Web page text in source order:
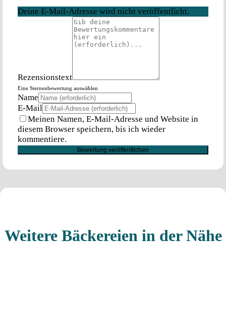
Deine E-Mail-Adresse wird nicht veröffentlicht.
Rezensionstext
Eine Sternenbewertung auswählen
Name
E-Mail
Meinen Namen, E-Mail-Adresse und Website in
diesem Browser speichern, bis ich wieder
kommentiere.
Weitere Bäckereien in der Nähe